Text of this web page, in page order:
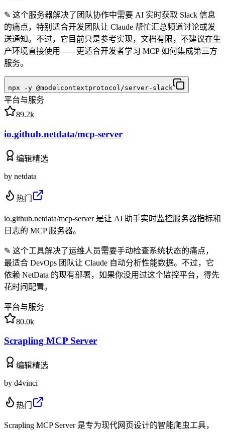
✎ 这个服务器解决了团队协作中需要 AI 实时获取 Slack 信息
的痛点，特别适合开发团队让 Claude 帮忙汇总频道讨论或发
送通知。不过，它目前只是参考实现，文档有限，不建议在生
产环境直接使用——更适合开发者学习 MCP 如何集成第三方
服务。
npx -y @modelcontextprotocol/server-slack
平台与服务
89.2k
io.github.netdata/mcp-server
编辑精选
by netdata
热门
io.github.netdata/mcp-server 是让 AI 助手实时监控服务器指标和
日志的 MCP 服务器。
✎ 这个工具解决了运维人员需要手动检查系统状态的痛点，
最适合 DevOps 团队让 Claude 自动分析性能数据。不过，它
依赖 NetData 的现有部署，如果你没用过这个监控平台，得先
花时间配置。
平台与服务
80.0k
Scrapling MCP Server
编辑精选
by d4vinci
热门
Scrapling MCP Server 是专为现代网页设计的智能爬虫工具，